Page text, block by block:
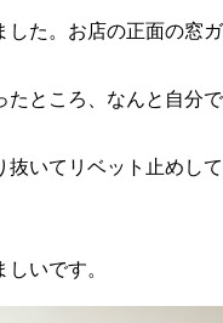
した。お店の正面の窓ガ
たところ、なんと自分で
抜いてリベット止めして
いです。